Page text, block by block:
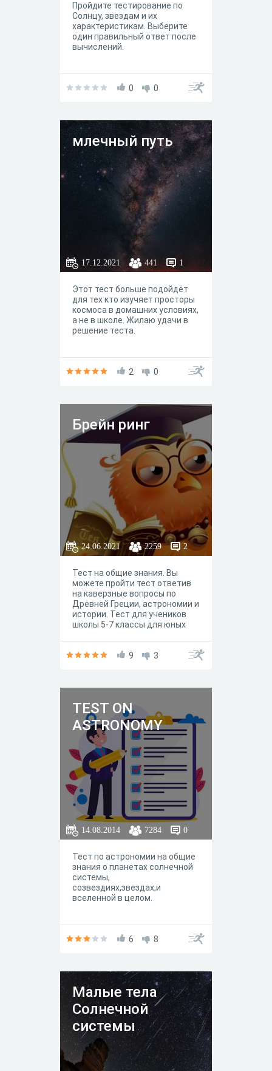
Пройдите тестирование по
Солнцу, звездам и их
характеристикам. Выберите
один правильный ответ после
вычислений.
0 0
млечный путь
17.12.2021 441 1
Этот тест больше подойдёт
для тех кто изучяет просторы
космоса в домашних условиях,
а не в школе. Жилаю удачи в
решение теста.
2 0
Брейн ринг
24.06.2021 2259 2
Тест на общие знания. Вы
можете пройти тест ответив
на каверзные вопросы по
Древней Греции, астрономии и
истории. Тест для учеников
школы 5-7 классы для юных
9
3
TEST ON
ASTRONOMY
14.08.2014 7284 0
Тест по астрономии на общие
знания о планетах солнечной
системы,
созвездиях,звездах,и
вселенной в целом.
6 8
Малые тела
Солнечной
системы